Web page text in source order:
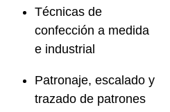
Técnicas de
confección a medida
e industrial
Patronaje, escalado y
trazado de patrones